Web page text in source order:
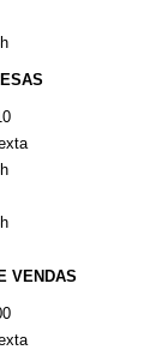
VENDAS